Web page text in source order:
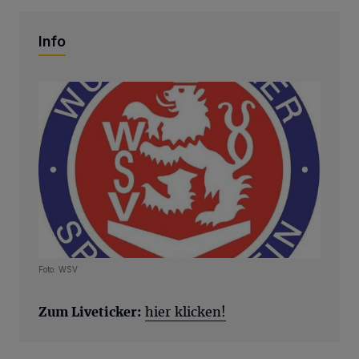
Info
Foto: WSV
Zum Liveticker: hier klicken!